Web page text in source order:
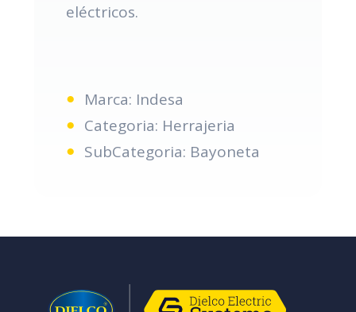
eléctricos.
Marca: Indesa
Categoria: Herrajeria
SubCategoria: Bayoneta